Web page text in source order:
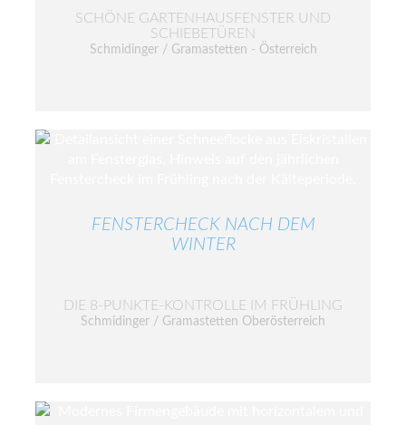
SCHÖNE GARTENHAUSFENSTER UND
SCHIEBETÜREN
Schmidinger / Gramastetten - Österreich
FENSTERCHECK NACH DEM
WINTER
DIE 8-PUNKTE-KONTROLLE IM FRÜHLING
Schmidinger / Gramastetten Oberösterreich